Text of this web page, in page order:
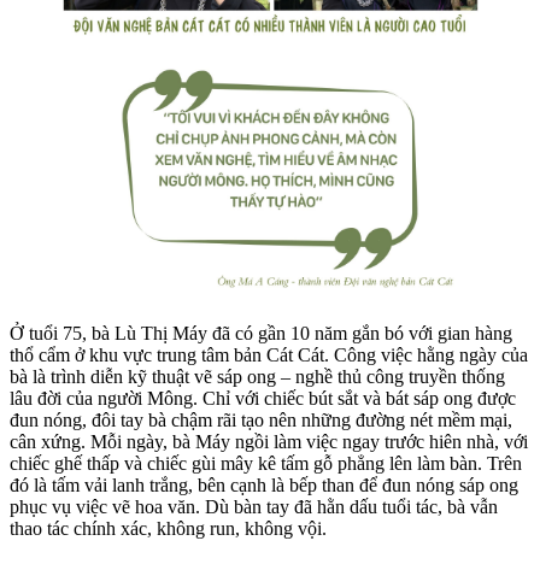
Ở tuổi 75, bà Lù Thị Máy đã có gần 10 năm gắn bó với gian hàng
thổ cẩm ở khu vực trung tâm bản Cát Cát. Công việc hằng ngày của
bà là trình diễn kỹ thuật vẽ sáp ong – nghề thủ công truyền thống
lâu đời của người Mông. Chỉ với chiếc bút sắt và bát sáp ong được
đun nóng, đôi tay bà chậm rãi tạo nên những đường nét mềm mại,
cân xứng. Mỗi ngày, bà Máy ngồi làm việc ngay trước hiên nhà, với
chiếc ghế thấp và chiếc gùi mây kê tấm gỗ phẳng lên làm bàn. Trên
đó là tấm vải lanh trắng, bên cạnh là bếp than để đun nóng sáp ong
phục vụ việc vẽ hoa văn. Dù bàn tay đã hằn dấu tuổi tác, bà vẫn
thao tác chính xác, không run, không vội.